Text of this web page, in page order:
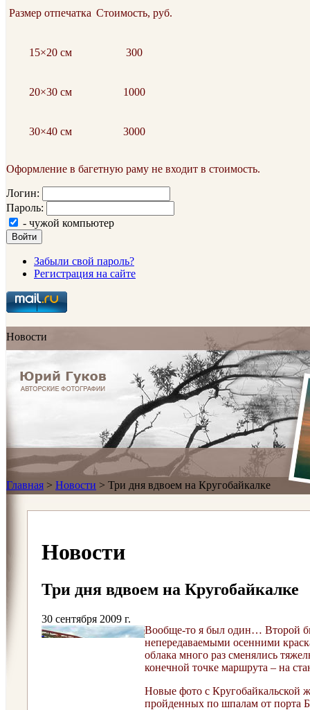
Размер отпечатка Стоимость, руб.
15×20 см 300
20×30 см 1000
30×40 см 3000
Оформление в багетную раму не входит в стоимость.
Логин:
Пароль:
- чужой компьютер
Войти
Забыли свой пароль?
Регистрация на сайте
Новости
Главная > Новости > Три дня вдвоем на Кругобайкалке
Новости
Три дня вдвоем на Кругобайкалке
30 сентября 2009 г.
Вообще-то я был один… Второй
непередаваемыми осенними
облака много раз сменялись
конечной точке маршрута – на
Новые фото с Кругобайкальской
пройденных по шпалам от порта